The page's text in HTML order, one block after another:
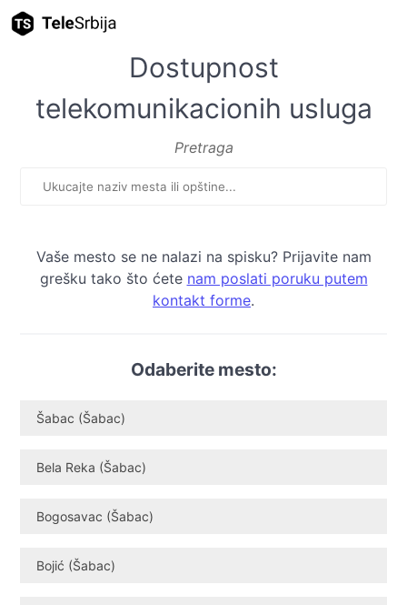
Dostupnost
telekomunikacionih usluga
Pretraga
Vaše mesto se ne nalazi na spisku? Prijavite nam
grešku tako što ćete nam poslati poruku putem
kontakt forme.
Odaberite mesto:
Šabac (Šabac)
Bela Reka (Šabac)
Bogosavac (Šabac)
Bojić (Šabac)